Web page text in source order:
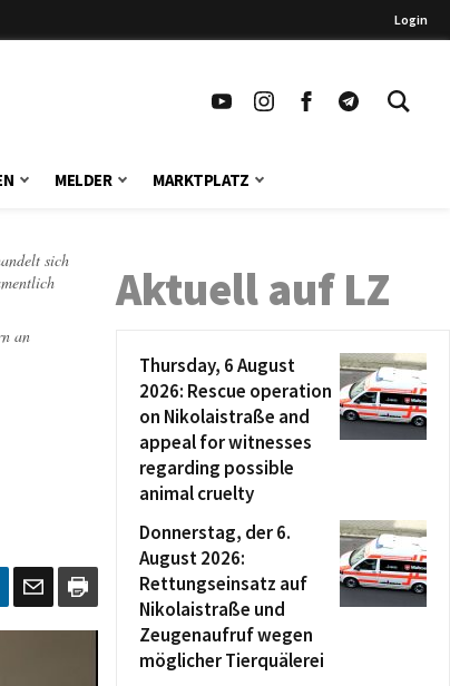
Login
MELDER MARKTPLATZ
sich
an
Aktuell auf LZ
Thursday, 6 August
2026: Rescue operation
on Nikolaistraße and
appeal for witnesses
regarding possible
animal cruelty
Donnerstag, der 6.
August 2026:
Rettungseinsatz auf
Nikolaistraße und
Zeugenaufruf wegen
möglicher Tierquälerei